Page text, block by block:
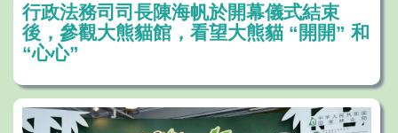
行政法務司司長陳海帆於開幕儀式結束
後，參觀大熊貓館，看望大熊貓 “開開” 和
“心心”